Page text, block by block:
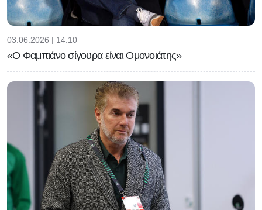
03.06.2026 | 14:10
«Ο Φαμπιάνο σίγουρα είναι Ομονοιάτης»